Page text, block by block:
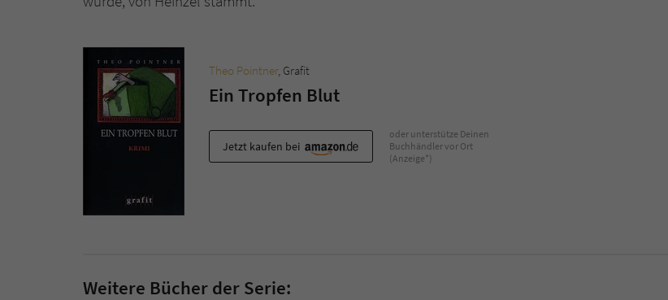
Theo Pointner, Grafit
Ein Tropfen Blut
Jetzt kaufen bei
oder unterstütze Deinen
Buchhändler vor Ort
(Anzeige*)
Weitere Bücher der Serie: